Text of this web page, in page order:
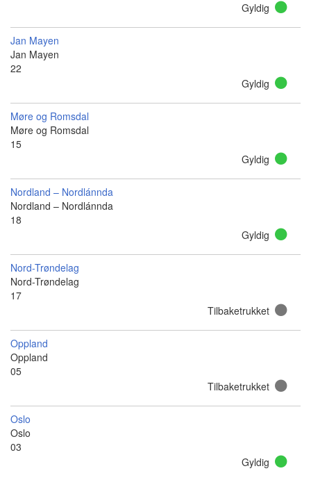
Gyldig
Jan Mayen
Jan Mayen
22
Gyldig
Møre og Romsdal
Møre og Romsdal
15
Gyldig
Nordland – Nordlánnda
Nordland – Nordlánnda
18
Gyldig
Nord-Trøndelag
Nord-Trøndelag
17
Tilbaketrukket
Oppland
Oppland
05
Tilbaketrukket
Oslo
Oslo
03
Gyldig